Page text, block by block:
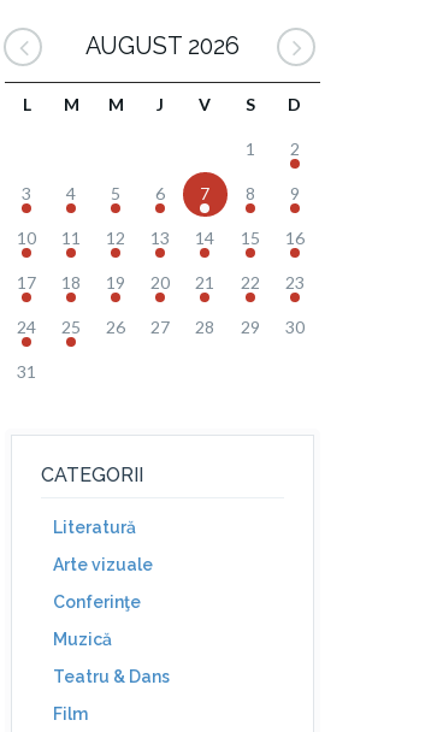
AUGUST 2026
L M M J V S D
1 2
3 4 5 6 7 8 9
10 11 12 13 14 15 16
17 18 19 20 21 22 23
24 25 26 27 28 29 30
31
CATEGORII
Literatură
Arte vizuale
Conferinţe
Muzică
Teatru & Dans
Film